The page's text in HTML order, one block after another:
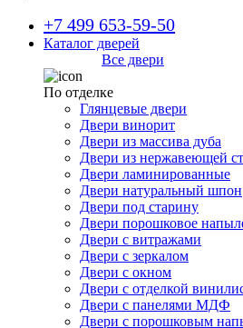
+7 499 653-59-50
Каталог дверей
Все двери
По отделке
Глянцевые двери
Двери винорит
Двери из массива дуба
Двери из нержавеющей
Двери ламинированные
Двери натуральный шпон
Двери под старину
Двери порошковое
Двери с витражами
Двери с зеркалом
Двери с окном
Двери с отделкой
Двери с панелями МДФ
Двери с порошковым